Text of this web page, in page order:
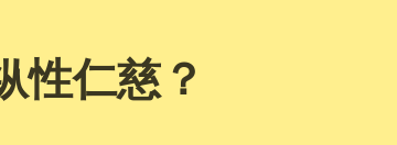
性仁慈？